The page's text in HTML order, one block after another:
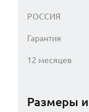
РОССИЯ
Гарантия
12 месяцев
Размеры и